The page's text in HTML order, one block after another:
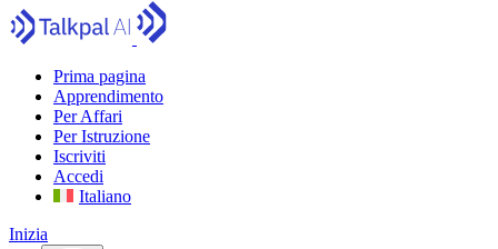
Prima pagina
Apprendimento
Per Affari
Per Istruzione
Iscriviti
Accedi
Italiano
Inizia